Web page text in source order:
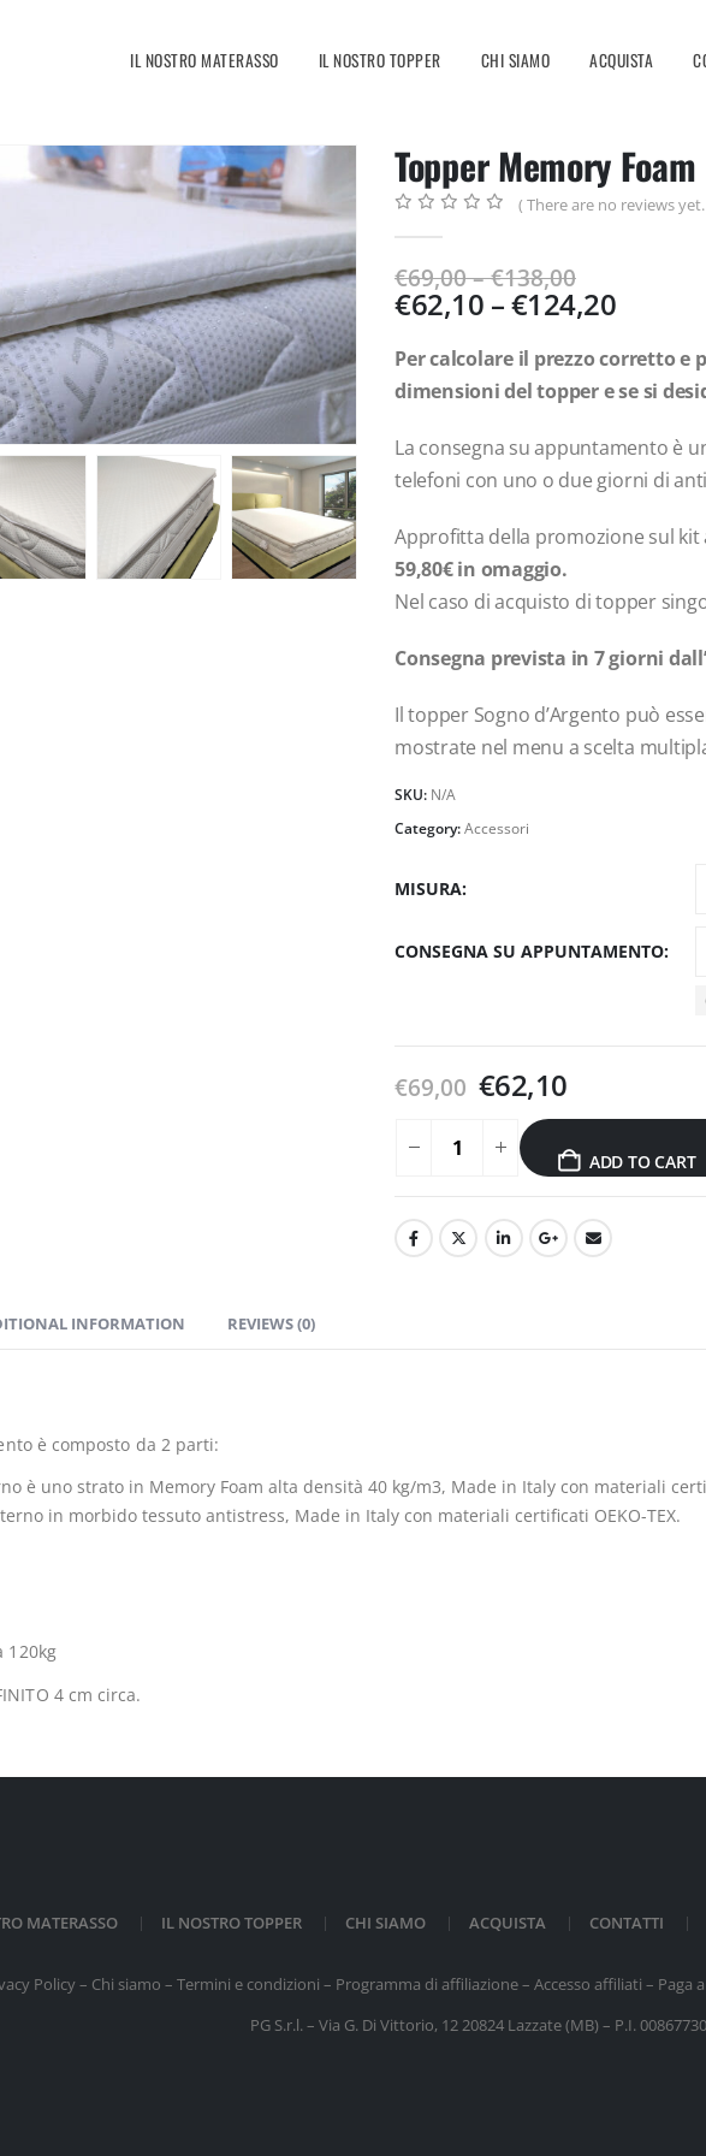
IL NOSTRO MATERASSO IL NOSTRO TOPPER CHI SIAMO ACQUISTA
Topper Memory Foam
( There are no reviews
€69,00–€138,00
€62,10 –€124,20
Per calcolare il prezzo corretto e
dimensioni del topper e se si
La consegna su appuntamento è
telefoni con uno o due giorni di
Approfitta della promozione sul kit
59,80€ in omaggio.
Nel caso di acquisto di topper
Consegna prevista in 7 giorni
Il topper Sogno d’Argento può
mostrate nel menu a scelta
SKU: N/A
Category:Accessori
MISURA
CONSEGNA SU APPUNTAMENTO
€69,00 €62,10
ADD TO CART
INFORMATION REVIEWS (0)
è composto da 2 parti:
è uno strato in Memory Foam alta densità 40 kg/m3, Made in Italy con materiali
in morbido tessuto antistress, Made in Italy con materiali certificati OEKO-TEX.
120kg
4 cm circa.
MATERASSO IL NOSTRO TOPPER CHI SIAMO ACQUISTA CONTATTI
Policy– Chi siamo – Termini e condizioni – Programma di affiliazione– Accesso affiliati – Paga
PG S.r.l. – Via G. Di Vittorio, 12 20824 Lazzate (MB) – P.I.